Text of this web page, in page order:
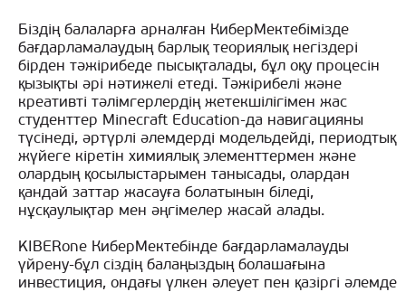
Біздің балаларға арналған КиберМектебімізде
бағдарламалаудың барлық теориялық негіздері
бірден тәжірибеде пысықталады, бұл оқу процесін
қызықты әрі нәтижелі етеді. Тәжірибелі және
креативті тәлімгерлердің жетекшілігімен жас
студенттер Minecraft Education-да навигацияны
түсінеді, әртүрлі әлемдерді модельдейді, периодтық
жүйеге кіретін химиялық элементтермен және
олардың қосылыстарымен танысады, олардан
қандай заттар жасауға болатынын біледі,
нұсқаулықтар мен әңгімелер жасай алады.
KIBERone КиберМектебінде бағдарламалауды
үйрену-бұл сіздің балаңыздың болашағына
инвестиция, ондағы үлкен әлеует пен қазіргі әлемде